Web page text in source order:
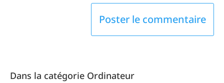
Dans la catégorie Ordinateur